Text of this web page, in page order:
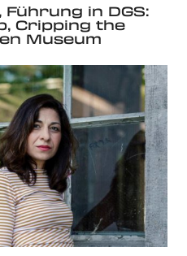
Führung in DGS:
Cripping the
Museum